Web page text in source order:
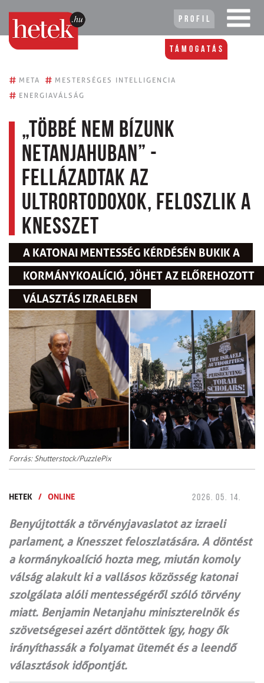
Profil
Támogatás
# META # MESTERSÉGES INTELLIGENCIA
# ENERGIAVÁLSÁG
„Többé nem bízunk
Netanjahuban” -
fellázadtak az
ultrortodoxok, feloszlik a
Knesszet
A KATONAI MENTESSÉG KÉRDÉSÉN BUKIK A
KORMÁNYKOALÍCIÓ, JÖHET AZ ELŐREHOZOTT
VÁLASZTÁS IZRAELBEN
Forrás: Shutterstock/PuzzlePix
HETEK / ONLINE 2026. 05. 14.
Benyújtották a törvényjavaslatot az izraeli
parlament, a Knesszet feloszlatására. A döntést
a kormánykoalíció hozta meg, miután komoly
válság alakult ki a vallásos közösség katonai
szolgálata alóli mentességéről szóló törvény
miatt. Benjamin Netanjahu miniszterelnök és
szövetségesei azért döntöttek így, hogy ők
irányíthassák a folyamat ütemét és a leendő
választások időpontját.